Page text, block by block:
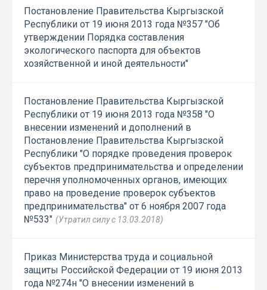
Постановление Правительства Кыргызской
Республики от 19 июня 2013 года №357 "Об
утверждении Порядка составления
экологического паспорта для объектов
хозяйственной и иной деятельности"
Постановление Правительства Кыргызской
Республики от 19 июня 2013 года №358 "О
внесении изменений и дополнений в
Постановление Правительства Кыргызской
Республики "О порядке проведения проверок
субъектов предпринимательства и определении
перечня уполномоченных органов, имеющих
право на проведение проверок субъектов
предпринимательства" от 6 ноября 2007 года
№533" (Утратил силу с 13.03.2018)
Приказ Министерства труда и социальной
защиты Российской Федерации от 19 июня 2013
года №274н "О внесении изменений в